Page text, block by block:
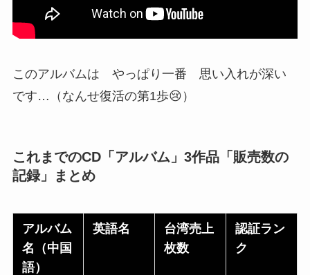
このアルバムは やっぱり一番 思い入れが深い
です…（なんせ復活の第1歩😢）
これまでのCD「アルバム」3作品「販売数の
記録」まとめ
アルバム
名（中国
語）
英語名
台湾売上
枚数
認証ラン
ク